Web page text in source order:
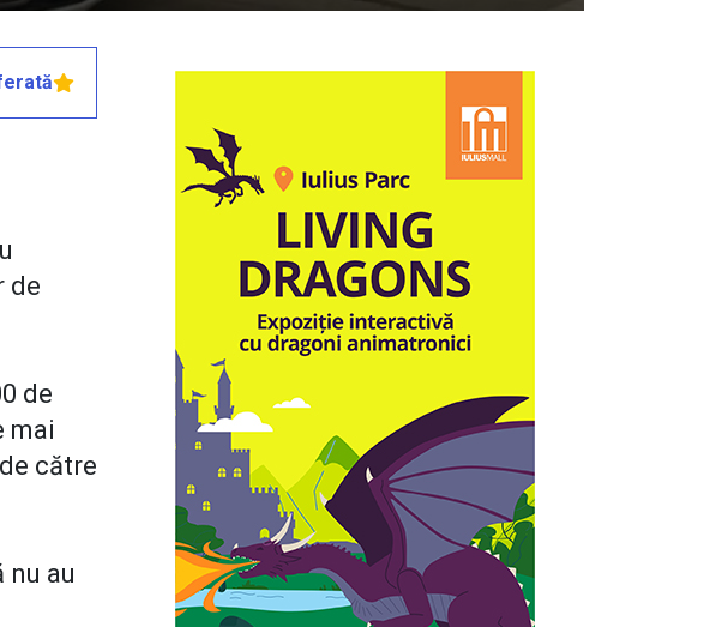
de
de
mai
către
au